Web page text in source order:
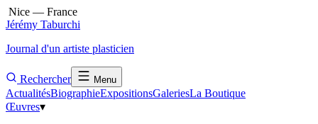
Nice — France
Jérémy Taburchi
Journal d'un artiste plasticien
Rechercher Menu
ActualitésBiographieExpositionsGaleriesLa Boutique
Œuvres▾